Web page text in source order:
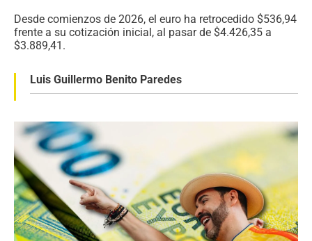
Desde comienzos de 2026, el euro ha retrocedido $536,94
frente a su cotización inicial, al pasar de $4.426,35 a
$3.889,41.
Luis Guillermo Benito Paredes